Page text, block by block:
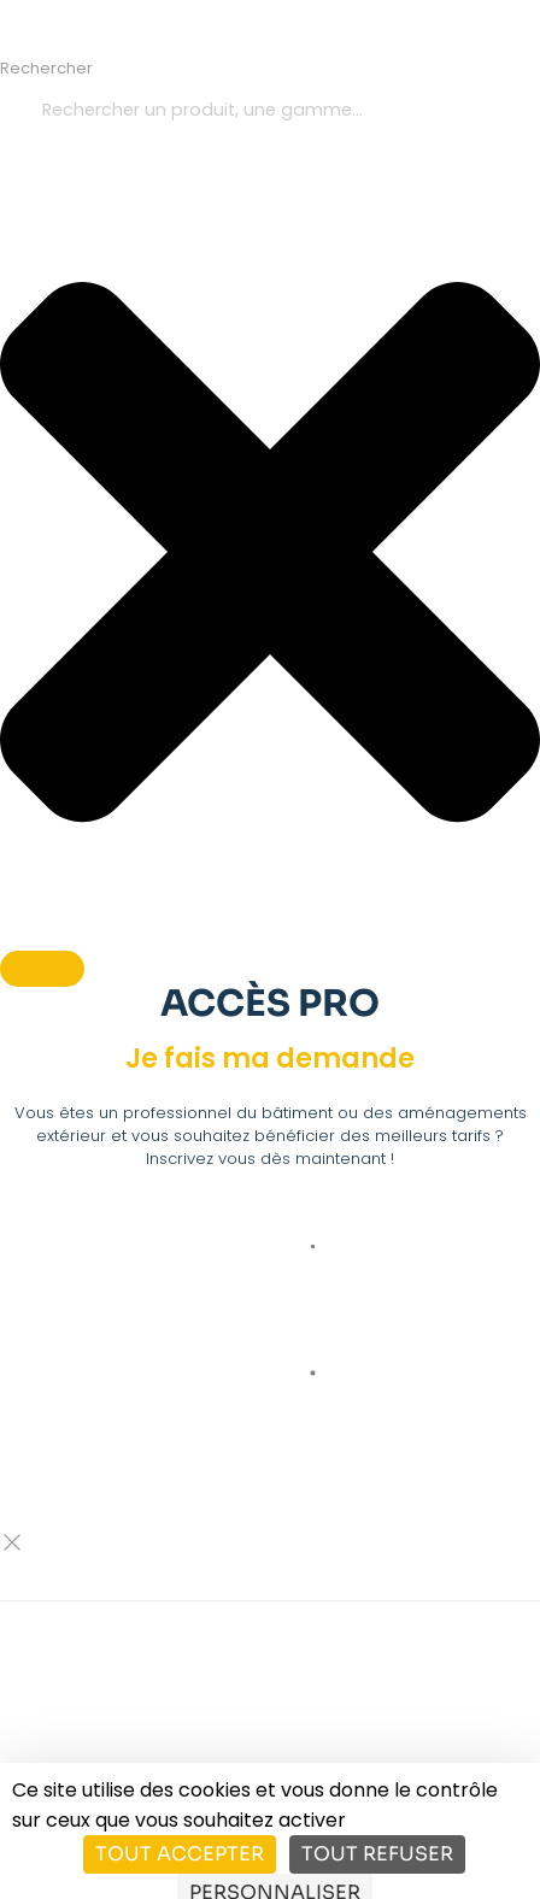
Ce site utilise des cookies et vous donne le contrôle
sur ceux que vous souhaitez activer
TOUT ACCEPTER
TOUT REFUSER
PERSONNALISER
Rechercher
ACCÈS PRO
Je fais ma demande
Vous êtes un professionnel du bâtiment ou des aménagements
extérieur et vous souhaitez bénéficier des meilleurs tarifs ?
Inscrivez vous dès maintenant !